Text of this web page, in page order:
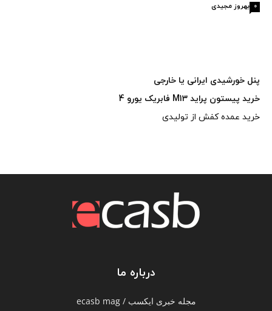
بهروز مجیدی 0
پنل خورشیدی ایرانی یا خارجی
خرید پیستون پراید M13 فابریک یورو 4
خرید عمده کفش از تولیدی
درباره ما
مجله خبری ایکسب / ecasb mag